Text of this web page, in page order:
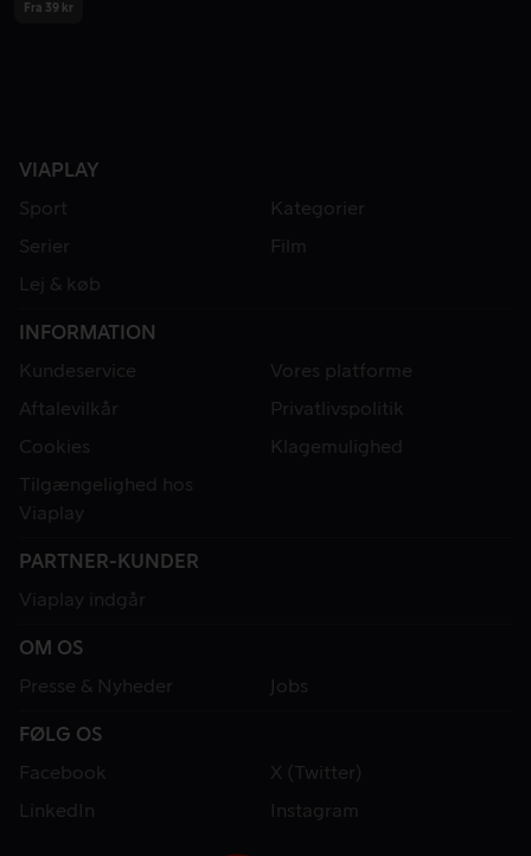
Fra 39 kr
VIAPLAY
Sport
Kategorier
Serier
Film
Lej & køb
INFORMATION
Kundeservice
Vores platforme
Aftalevilkår
Privatlivspolitik
Cookies
Klagemulighed
Tilgængelighed hos
Viaplay
PARTNER-KUNDER
Viaplay indgår
OM OS
Presse & Nyheder
Jobs
FØLG OS
Facebook
X (Twitter)
LinkedIn
Instagram